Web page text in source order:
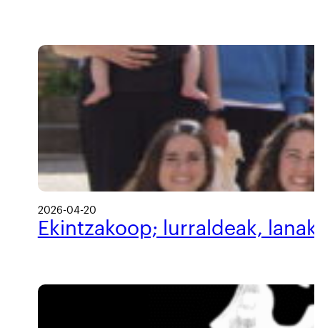
2026-04-20
Ekintzakoop; lurraldeak,